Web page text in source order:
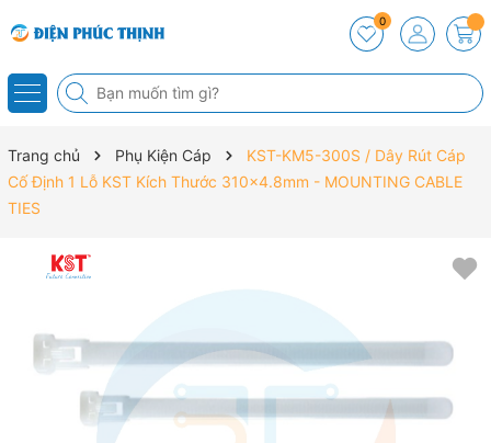
0
Trang chủ Phụ Kiện Cáp
KST-KM5-300S / Dây Rút Cáp
Cố Định 1 Lỗ KST Kích Thước 310x4.8mm - MOUNTING CABLE
TIES